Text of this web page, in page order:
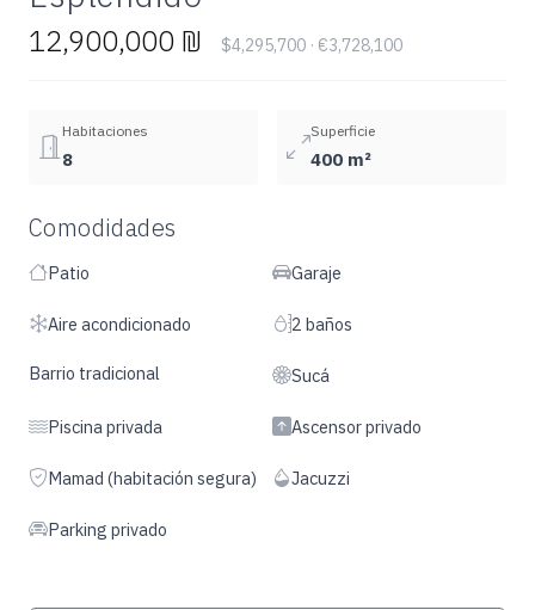
12,900,000 ₪ $4,295,700 · €3,728,100
Habitaciones
8
Superficie
400 m²
Comodidades
Patio Garaje
Aire acondicionado 2 baños
Barrio tradicional Sucá
Piscina privada Ascensor privado
Mamad (habitación segura) Jacuzzi
Parking privado